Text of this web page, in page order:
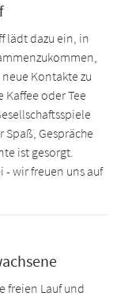
lädt dazu ein, in
Kontakte zu
Kaffee oder Tee
Gespräche
ist gesorgt.
- wir freuen uns auf
freien Lauf und